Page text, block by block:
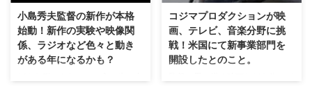
スタジオの写真を公開したのです
が。 その写真に気になるモノが
写っているということで、話題に
なっています。 PS5向けの新作
るのかワクワクしますな！ 小島
秀夫監督が2本の新作を準備中 さ
て、小島秀夫監督というと、年初
にもこんなことをツイートしてい
小島秀夫監督の新作が本格
始動！新作の実験や映像関
係、ラジオなど色々と動き
がある年になるかも？
コジマプロダクションが映
画、テレビ、音楽分野に挑
戦！米国にて新事業部門を
開設したとのこと。